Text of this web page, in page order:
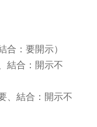
：要開示）
結合：開示不
、結合：開示不